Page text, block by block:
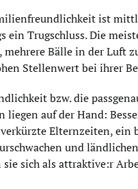
ist
Trugschluss. Die
Bälle in der Luft
Stellenwert bei ihrer
bzw. die
auf der Hand:
Elternzeiten,
und
sich als attraktive:r